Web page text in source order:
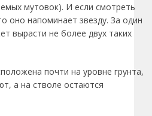
мутовок). И если смотреть
оно напоминает звезду. За один
вырасти не более двух таких
почти на уровне грунта,
а на стволе остаются